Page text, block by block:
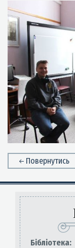
Повернутись
Бiблiотека: